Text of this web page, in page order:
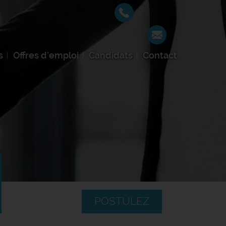
Offres d'emploi Candidats Contact
POSTULEZ